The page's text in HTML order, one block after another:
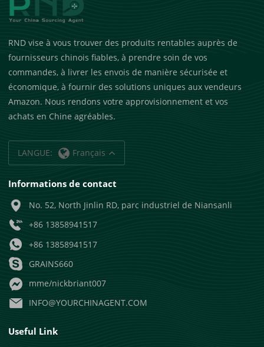
RND vise à vous trouver des produits rentables auprès de
fournisseurs chinois fiables, à prendre soin de vos
commandes, à livrer les envois de manière sécurisée et
économique, à fournir des solutions uniques aux vendeurs
Amazon. Nous rendons votre approvisionnement et vos
achats en Chine agréables.
LANGUE: Français
Informations de contact
No. 52, North Jinlin RD, parc industriel de Niansanli
+86 13858941517
+86 13858941517
GRAINS660
mme/nickbriant007
INFO@YOURCHINAGENT.COM
Useful Link